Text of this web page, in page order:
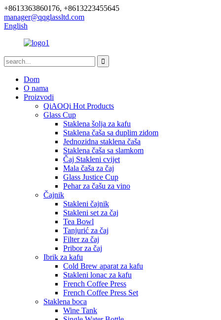
+8613363860176, +8613223455645
manager@qqglassltd.com
English
Dom
O nama
Proizvodi
QiAOQi Hot Products
Glass Cup
Staklena šolja za kafu
Staklena čaša sa duplim zidom
Jednozidna staklena čaša
Staklena čaša sa slamkom
Čaj Stakleni cvijet
Mala čaša za čaj
Glass Justice Cup
Pehar za čašu za vino
Čajnik
Stakleni čajnik
Stakleni set za čaj
Tea Bowl
Tanjurić za čaj
Filter za čaj
Pribor za čaj
Ibrik za kafu
Cold Brew aparat za kafu
Stakleni lonac za kafu
French Coffee Press
French Coffee Press Set
Staklena boca
Wine Tank